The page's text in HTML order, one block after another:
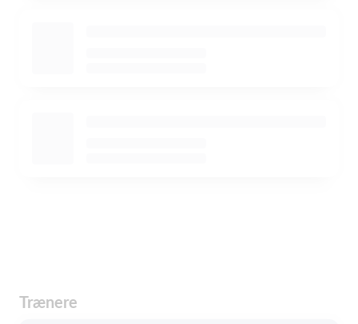
Trænere